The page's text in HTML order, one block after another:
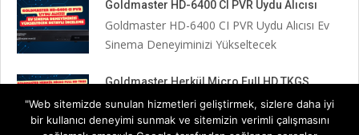
Goldmaster HD-6400 CI PVR Uydu Alıcısı
Goldmaster HD-6400 CI PVR Uydu Alıcısı Ev
Sinema Deneyiminizi Yükseltecek
Goldmaster Herkül Micro Full HD TKGS
Goldmaster Herkül Micro Full HD TKGS:
"Web sitemizde sunulan hizmetleri geliştirmek, sizlere daha iyi
bir kullanıcı deneyimi sunmak ve sitemizin verimli çalışmasını